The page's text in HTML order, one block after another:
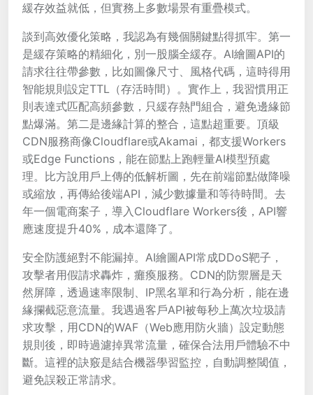
緩存效益就低，但實務上多數場景有重疊模式。
談到高效優化策略，我認為有幾個關鍵點得抓牢。第一
是緩存策略的精細化，別一股腦全緩存。AI繪圖API的
請求往往帶參數，比如圖像尺寸、風格代碼，這時得用
智能規則設定TTL（存活時間）。實作上，我習慣用正
則表達式匹配高頻參數，只緩存熱門組合，避免邊緣節
點爆滿。第二是邊緣計算的整合，這點超重要。頂級
CDN服務商像Cloudflare或Akamai，都支援Workers
或Edge Functions，能在節點上跑輕量AI模型預處
理。比方說用戶上傳的低解析圖，先在前端節點做降噪
或縮放，再傳給後端API，減少數據量和等待時間。去
年一個電商案子，導入Cloudflare Workers後，API響
應速度提升40%，成本還降了。
安全防護絕對不能漏掉。AI繪圖API常成DDoS靶子，
攻擊者用假請求轟炸，癱瘓服務。CDN的防禦層是天
然屏障，透過速率限制、IP黑名單和行為分析，能在邊
緣攔截惡意流量。我遇過客戶API被每秒上萬次垃圾請
求攻擊，用CDN的WAF（Web應用防火牆）設定動態
規則後，即時過濾掉異常流量，確保合法用戶體驗不中
斷。這裡的訣竅是結合機器學習監控，自動調整閾值，
避免誤殺正常請求。